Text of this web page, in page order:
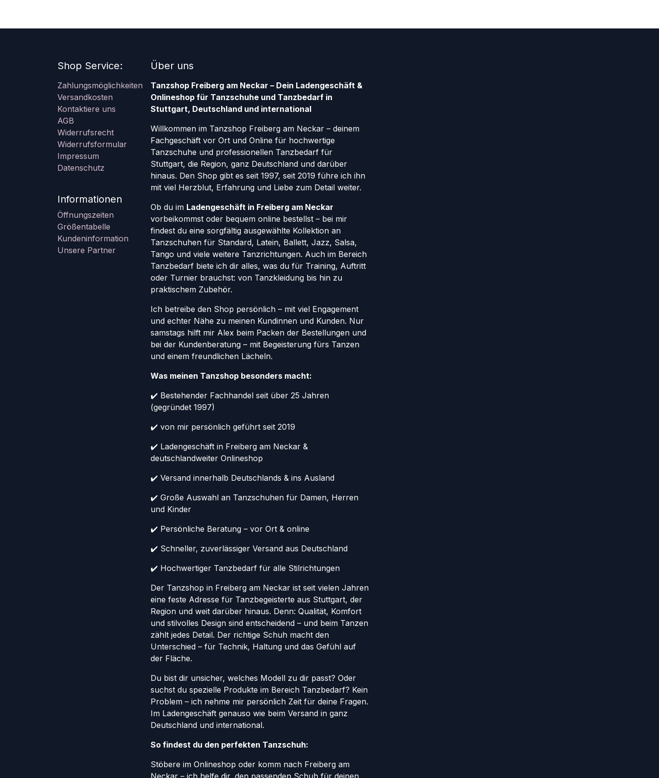
Shop Service:
Zahlungsmöglichkeiten
Versandkosten
Kontaktiere uns
AGB
Widerrufsrecht
Widerrufsformular
Impressum
Datenschutz
Informationen
Öffnungszeiten
Größentabelle
Kundeninformation
Unsere Partner
Über uns
Tanzshop Freiberg am Neckar – Dein Ladengeschäft &
Onlineshop für Tanzschuhe und Tanzbedarf in
Stuttgart, Deutschland und international
Willkommen im Tanzshop Freiberg am Neckar – deinem
Fachgeschäft vor Ort und Online für hochwertige
Tanzschuhe und professionellen Tanzbedarf für
Stuttgart, die Region, ganz Deutschland und darüber
hinaus. Den Shop gibt es seit 1997, seit 2019 führe ich ihn
mit viel Herzblut, Erfahrung und Liebe zum Detail weiter.
Ob du im Ladengeschäft in Freiberg am Neckar
vorbeikommst oder bequem online bestellst – bei mir
findest du eine sorgfältig ausgewählte Kollektion an
Tanzschuhen für Standard, Latein, Ballett, Jazz, Salsa,
Tango und viele weitere Tanzrichtungen. Auch im Bereich
Tanzbedarf biete ich dir alles, was du für Training, Auftritt
oder Turnier brauchst: von Tanzkleidung bis hin zu
praktischem Zubehör.
Ich betreibe den Shop persönlich – mit viel Engagement
und echter Nähe zu meinen Kundinnen und Kunden. Nur
samstags hilft mir Alex beim Packen der Bestellungen und
bei der Kundenberatung – mit Begeisterung fürs Tanzen
und einem freundlichen Lächeln.
Was meinen Tanzshop besonders macht:
✔️ Bestehender Fachhandel seit über 25 Jahren
(gegründet 1997)
✔️ von mir persönlich geführt seit 2019
✔️ Ladengeschäft in Freiberg am Neckar &
deutschlandweiter Onlineshop
✔️ Versand innerhalb Deutschlands & ins Ausland
✔️ Große Auswahl an Tanzschuhen für Damen, Herren
und Kinder
✔️ Persönliche Beratung – vor Ort & online
✔️ Schneller, zuverlässiger Versand aus Deutschland
✔️ Hochwertiger Tanzbedarf für alle Stilrichtungen
Der Tanzshop in Freiberg am Neckar ist seit vielen Jahren
eine feste Adresse für Tanzbegeisterte aus Stuttgart, der
Region und weit darüber hinaus. Denn: Qualität, Komfort
und stilvolles Design sind entscheidend – und beim Tanzen
zählt jedes Detail. Der richtige Schuh macht den
Unterschied – für Technik, Haltung und das Gefühl auf
der Fläche.
Du bist dir unsicher, welches Modell zu dir passt? Oder
suchst du spezielle Produkte im Bereich Tanzbedarf? Kein
Problem – ich nehme mir persönlich Zeit für deine Fragen.
Im Ladengeschäft genauso wie beim Versand in ganz
Deutschland und international.
So findest du den perfekten Tanzschuh:
Stöbere im Onlineshop oder komm nach Freiberg am
Neckar – ich helfe dir, den passenden Schuh für deinen